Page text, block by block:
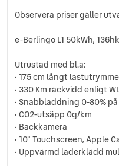
Dimstrålkastare
Dragkrok
Elektrisk startspärr
Eljusterbara sidospeglar
Eluppvärmd vindruta
ESP & ASR –antisladd-
Fartbegränsare
Farthållare
Filhållningsassistans
Fjärrnyckel med
Fjärrstyrt centrallås
Observera priser gäller
e-Berlingo L1 50kWh, 136hk
Utrustad med bl.a:
• 175 cm långt lastutrymme
• 330 Km räckvidd enligt
• Snabbladdning 0-80%
• CO2-utsäpp 0g/km
• Backkamera
• 10" Touchscreen, Apple
• Uppvärmd läderklädd